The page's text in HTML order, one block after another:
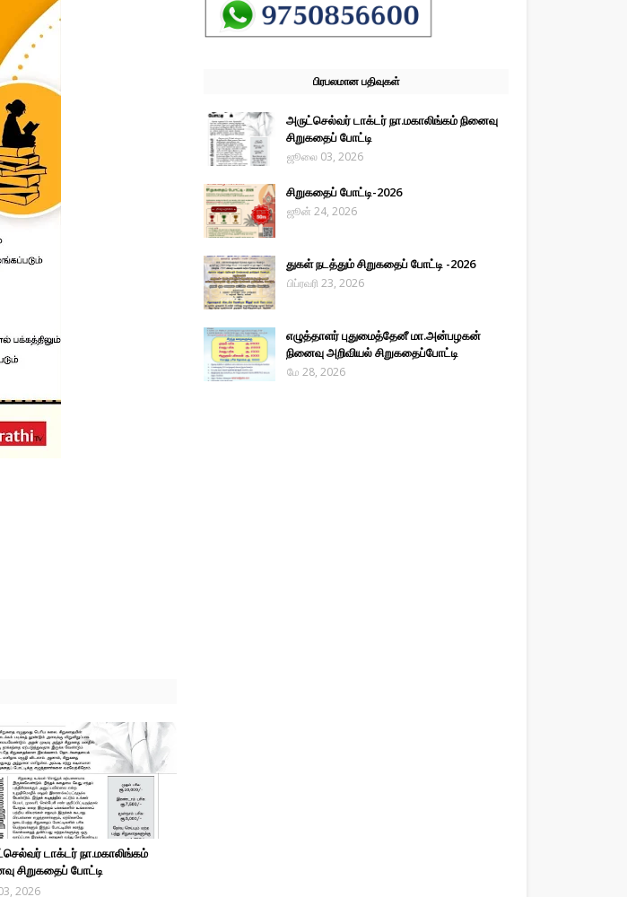
டாக்டர் நா.மகாலிங்கம்
சிறுகதைப் போட்டி
2026
பிரபலமான பதிவுகள்
அருட்செல்வர் டாக்டர் நா.மகாலிங்கம் நினைவு
சிறுகதைப் போட்டி
ஜூலை 03, 2026
சிறுகதைப் போட்டி-2026
ஜூன் 24, 2026
துகள் நடத்தும் சிறுகதைப் போட்டி -2026
பிப்ரவரி 23, 2026
எழுத்தாளர் புதுமைத்தேனீ மா.அன்பழகன்
நினைவு அறிவியல் சிறுகதைப்போட்டி
மே 28, 2026